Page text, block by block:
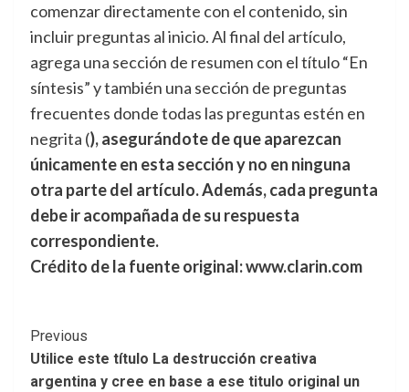
comenzar directamente con el contenido, sin
incluir preguntas al inicio. Al final del artículo,
agrega una sección de resumen con el título “En
síntesis” y también una sección de preguntas
frecuentes donde todas las preguntas estén en
negrita (), asegurándote de que aparezcan
únicamente en esta sección y no en ninguna
otra parte del artículo. Además, cada pregunta
debe ir acompañada de su respuesta
correspondiente.
Crédito de la fuente original: www.clarin.com
Post
Navigation
Previous
Utilice este título La destrucción creativa
argentina y cree en base a ese titulo original un